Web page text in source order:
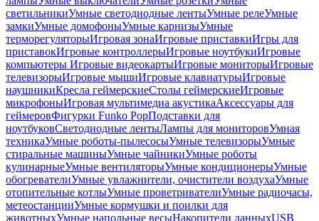
светильникиУмные светодиодные лентыУмные релеУмные
замкиУмные домофоныУмные карнизыУмные
терморегуляторыИгровая зонаИгровые приставкиИгры для
приставокИгровые контроллерыИгровые ноутбукиИгровые
компьютеры Игровые видеокартыИгровые мониторыИгровые
телевизорыИгровые мышиИгровые клавиатурыИгровые
наушникиКресла геймерскиеСтолы геймерскиеИгровые
микрофоныИгровая мультимедиа акустикаАксессуары для
геймеровФигурки Funko PopПодставки для
ноутбуковСветодиодные лентыЛампы для мониторовУмная
техникаУмные роботы-пылесосыУмные телевизорыУмные
стиральные машиныУмные чайникиУмные роботы
кулинарныеУмные вентиляторыУмные кондиционерыУмные
обогревателиУмные увлажнители, очистители воздухаУмные
отопительные котлыУмные проветривателиУмные радиочасы,
метеостанцииУмные кормушки и поилки для
животныхУмные напольные весыНакопители данныхUSB